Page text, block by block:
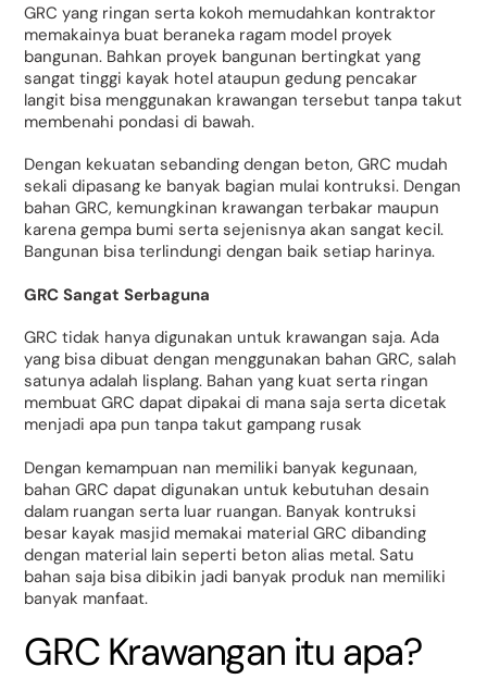
GRC yang ringan serta kokoh memudahkan kontraktor
memakainya buat beraneka ragam model proyek
bangunan. Bahkan proyek bangunan bertingkat yang
sangat tinggi kayak hotel ataupun gedung pencakar
langit bisa menggunakan krawangan tersebut tanpa takut
membenahi pondasi di bawah.
Dengan kekuatan sebanding dengan beton, GRC mudah
sekali dipasang ke banyak bagian mulai kontruksi. Dengan
bahan GRC, kemungkinan krawangan terbakar maupun
karena gempa bumi serta sejenisnya akan sangat kecil.
Bangunan bisa terlindungi dengan baik setiap harinya.
GRC Sangat Serbaguna
GRC tidak hanya digunakan untuk krawangan saja. Ada
yang bisa dibuat dengan menggunakan bahan GRC, salah
satunya adalah lisplang. Bahan yang kuat serta ringan
membuat GRC dapat dipakai di mana saja serta dicetak
menjadi apa pun tanpa takut gampang rusak
Dengan kemampuan nan memiliki banyak kegunaan,
bahan GRC dapat digunakan untuk kebutuhan desain
dalam ruangan serta luar ruangan. Banyak kontruksi
besar kayak masjid memakai material GRC dibanding
dengan material lain seperti beton alias metal. Satu
bahan saja bisa dibikin jadi banyak produk nan memiliki
banyak manfaat.
GRC Krawangan itu apa?